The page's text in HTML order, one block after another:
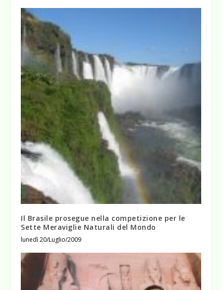
Il Brasile prosegue nella competizione per le
Sette Meraviglie Naturali del Mondo
lunedì 20/Luglio/2009